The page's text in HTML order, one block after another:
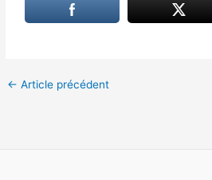
← Article précédent